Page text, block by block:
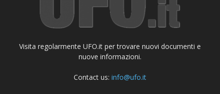
Visita regolarmente UFO.it per trovare nuovi documenti e
nuove informazioni.
Contact us: info@ufo.it